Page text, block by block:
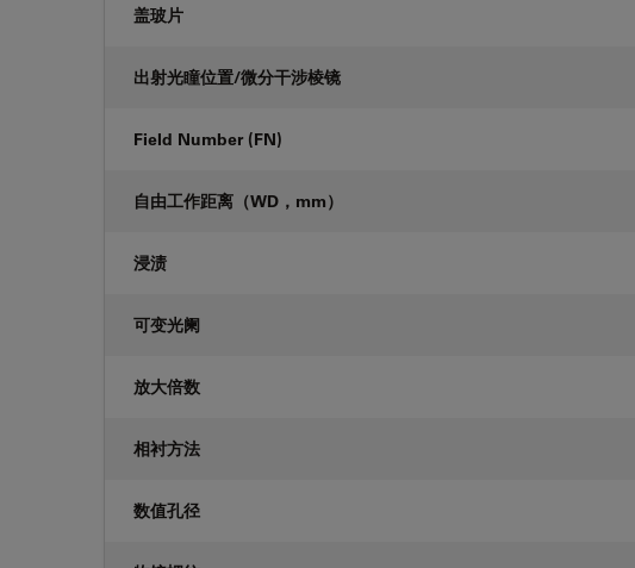
盖玻片
出射光瞳位置/微分干涉棱镜
Field Number (FN)
自由工作距离（WD，mm）
浸渍
可变光阑
放大倍数
相衬方法
数值孔径